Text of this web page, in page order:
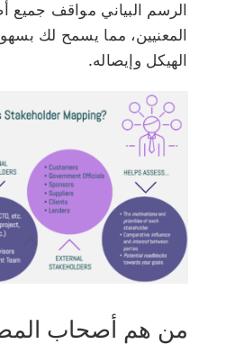
الرسم البياني مواقف
المعنيين، مما يسمح لك
الهيكل وإيصاله.
من هم أصحاب